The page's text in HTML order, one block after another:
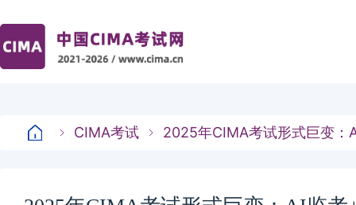
CIMA考试 2025年CIMA考试形式巨变：